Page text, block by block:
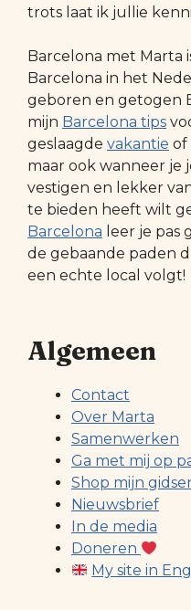
trots laat ik jullie
Barcelona met Marta
Barcelona in het
geboren en getogen
mijn Barcelona tips
geslaagde vakantie of
maar ook wanneer je
vestigen en lekker
te bieden heeft wilt
Barcelona leer je pas
de gebaande paden
een echte local volgt!
Algemeen
Contact
Over Marta
Samenwerken
Ga met mij op
Shop mijn
Nieuwsbrief
In de media
Doneren
My site in